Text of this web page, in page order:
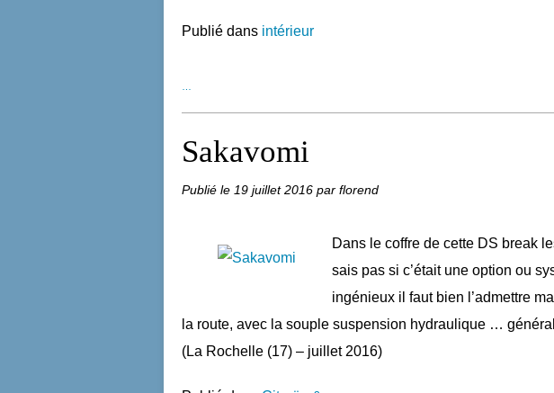
Publié dans intérieur
Sakavomi
Publié le 19 juillet 2016 par florend
Dans le coffre de cette DS break
sais pas si c’était une option ou
ingénieux il faut bien l’admettre
la route, avec la souple suspension hydraulique …
(La Rochelle (17) – juillet 2016)